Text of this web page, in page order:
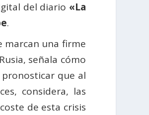
del diario «La
.
marcan una firme
señala cómo
que al
considera, las
de esta crisis